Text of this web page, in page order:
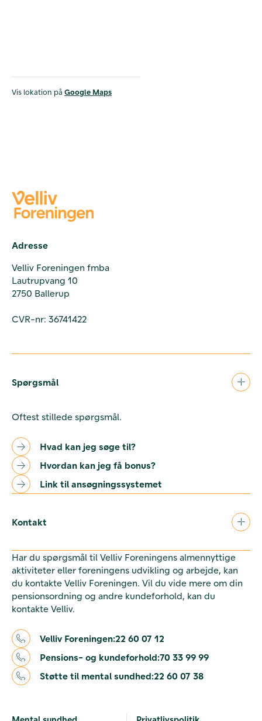
Vis lokation på Google Maps
Adresse
Velliv Foreningen fmba
Lautrupvang 10
2750 Ballerup
CVR-nr: 36741422
Spørgsmål
Oftest stillede spørgsmål.
Hvad kan jeg søge til?
Hvordan kan jeg få bonus?
Link til ansøgningssystemet
Kontakt
Har du spørgsmål til Velliv Foreningens almennyttige
aktiviteter eller foreningens udvikling og arbejde, kan
du kontakte Velliv Foreningen. Vil du vide mere om din
pensionsordning og andre kundeforhold, kan du
kontakte Velliv.
Velliv Foreningen:22 60 07 12
Pensions- og kundeforhold:70 33 99 99
Støtte til mental sundhed:22 60 07 38